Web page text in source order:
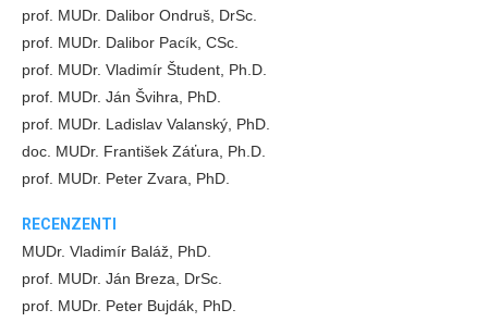
prof. MUDr. Dalibor Ondruš, DrSc.
prof. MUDr. Dalibor Pacík, CSc.
prof. MUDr. Vladimír Študent, Ph.D.
prof. MUDr. Ján Švihra, PhD.
prof. MUDr. Ladislav Valanský, PhD.
doc. MUDr. František Záťura, Ph.D.
prof. MUDr. Peter Zvara, PhD.
RECENZENTI
MUDr. Vladimír Baláž, PhD.
prof. MUDr. Ján Breza, DrSc.
prof. MUDr. Peter Bujdák, PhD.